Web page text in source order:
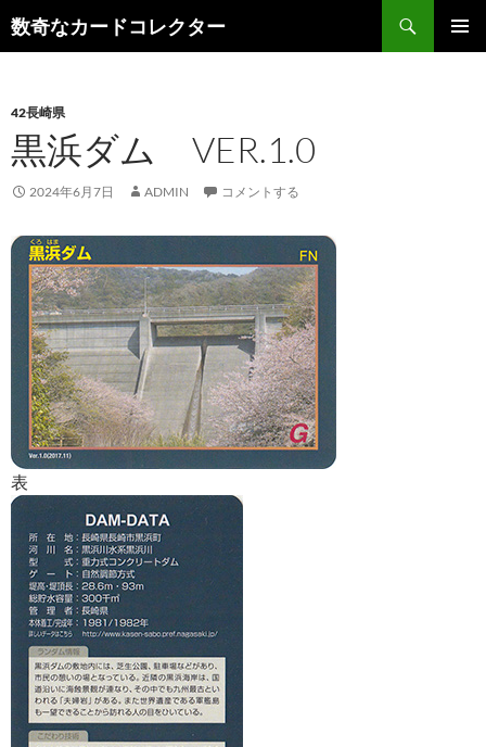
ン
ツ
へ
ス
キ
プ
数奇なカードコレクター
検
索
42長崎県
黒浜ダム VER.1.0
2024年6月7日 ADMIN コメントする
表